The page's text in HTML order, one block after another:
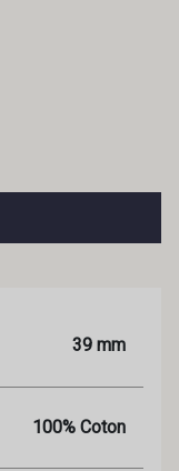
39 mm
100% Coton